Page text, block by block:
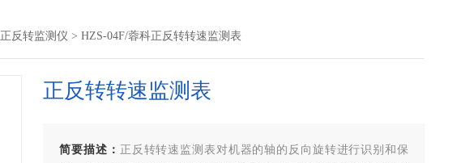
正反转监测仪 > HZS-04F/蓉科正反转转速监测表
正反转转速监测表
简要描述： 正反转转速监测表对机器的轴的反向旋转进行识别和保